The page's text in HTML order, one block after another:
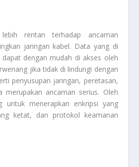
lebih rentan terhadap ancaman
jaringan kabel. Data yang di
dengan mudah di akses oleh
jika tidak di lindungi dengan
penyusupan jaringan, peretasan,
merupakan ancaman serius. Oleh
untuk menerapkan enkripsi yang
ketat, dan protokol keamanan